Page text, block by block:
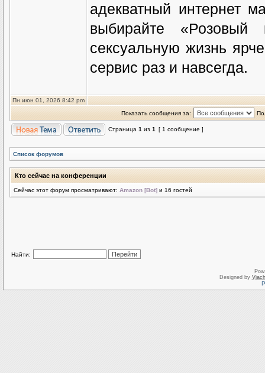
адекватный интернет
выбирайте
сексуальную жизнь
сервис раз и навсегда.
Пн июн 01, 2026 8:42 pm
Показать сообщения за:
Страница 1 из 1 [ 1 сообщение ]
Список форумов
Кто сейчас на конференции
Сейчас этот форум просматривают: Amazon [Bot] и 16 гостей
Найти:
Designed by